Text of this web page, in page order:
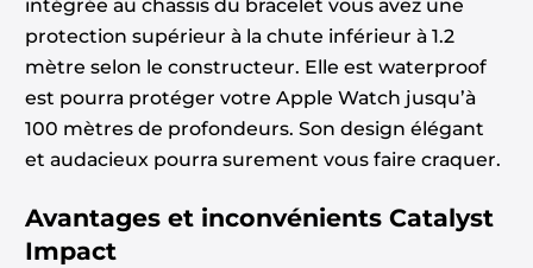
intégrée au chassis du bracelet vous avez une
protection supérieur à la chute inférieur à 1.2
mètre selon le constructeur. Elle est waterproof
est pourra protéger votre Apple Watch jusqu’à
100 mètres de profondeurs. Son design élégant
et audacieux pourra surement vous faire craquer.
Avantages et inconvénients Catalyst
Impact